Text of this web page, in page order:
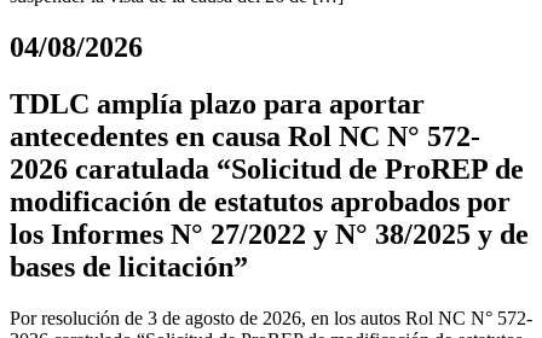
04/08/2026
TDLC amplía plazo para aportar
antecedentes en causa Rol NC N° 572-
2026 caratulada “Solicitud de ProREP de
modificación de estatutos aprobados por
los Informes N° 27/2022 y N° 38/2025 y de
bases de licitación”
Por resolución de 3 de agosto de 2026, en los autos Rol NC N° 572-